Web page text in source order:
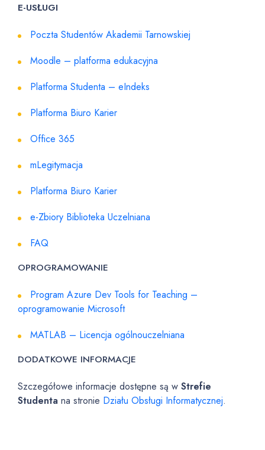
E-USŁUGI
Poczta Studentów Akademii Tarnowskiej
Moodle – platforma edukacyjna
Platforma Studenta – eIndeks
Platforma Biuro Karier
Office 365
mLegitymacja
Platforma Biuro Karier
e-Zbiory Biblioteka Uczelniana
FAQ
OPROGRAMOWANIE
Program Azure Dev Tools for Teaching –
oprogramowanie Microsoft
MATLAB – Licencja ogólnouczelniana
DODATKOWE INFORMACJE
Szczegółowe informacje dostępne są w Strefie
Studenta na stronie Działu Obsługi Informatycznej.